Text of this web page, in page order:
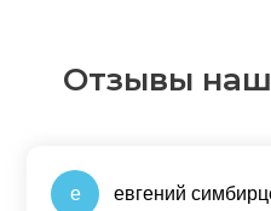
Отзывы
е евгений